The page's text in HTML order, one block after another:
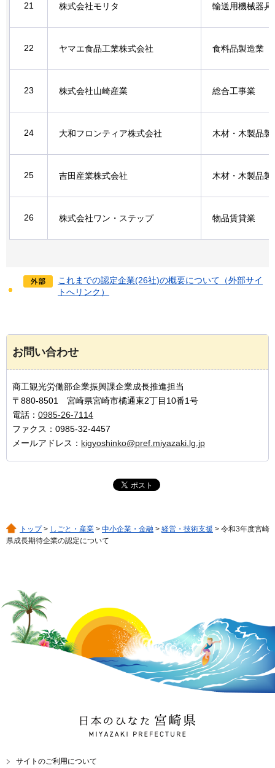
21 株式会社モリタ 輸送用機械器具
22 ヤマエ食品工業株式会社 食料品製造業
23 株式会社山崎産業 総合工事業
24 大和フロンティア株式会社 木材・木製品製
25 吉田産業株式会社 木材・木製品製
26 株式会社ワン・ステップ 物品賃貸業
これまでの認定企業(26社)の概要について（外部サイ
トへリンク）
お問い合わせ
商工観光労働部企業振興課企業成長推進担当
〒880-8501 宮崎県宮崎市橘通東2丁目10番1号
電話： 0985-26-7114
ファクス：0985-32-4457
メールアドレス： kigyoshinko@pref.miyazaki.lg.jp
トップ> しごと・産業 > 中小企業・金融 > 経営・技術支援 > 令和3年度宮崎
県成長期待企業の認定について
日本のひなた 宮崎県
MIYAZAKI PREFECTURE
サイトのご利用について